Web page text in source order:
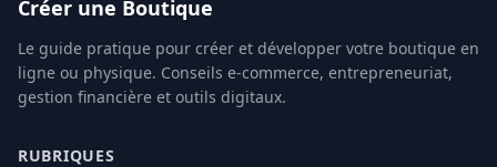
Créer une Boutique
Le guide pratique pour créer et développer votre boutique en
ligne ou physique. Conseils e-commerce, entrepreneuriat,
gestion financière et outils digitaux.
RUBRIQUES